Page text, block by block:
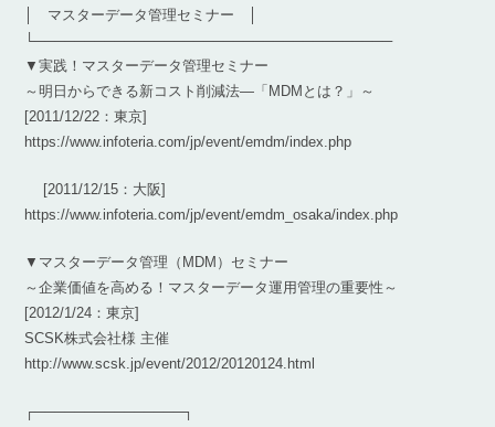
│ マスターデータ管理セミナー │
└────────────────────────────────────
▼実践！マスターデータ管理セミナー
～明日からできる新コスト削減法―「MDMとは？」～
[2011/12/22：東京]
https://www.infoteria.com/jp/event/emdm/index.php
[2011/12/15：大阪]
https://www.infoteria.com/jp/event/emdm_osaka/index.php
▼マスターデータ管理（MDM）セミナー
～企業価値を高める！マスターデータ運用管理の重要性～
[2012/1/24：東京]
SCSK株式会社様 主催
http://www.scsk.jp/event/2012/20120124.html
┌───────────────┐